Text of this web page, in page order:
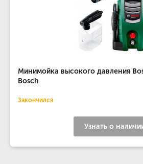
Минимойка высокого давления
Bosch
Закончился
Узнать о